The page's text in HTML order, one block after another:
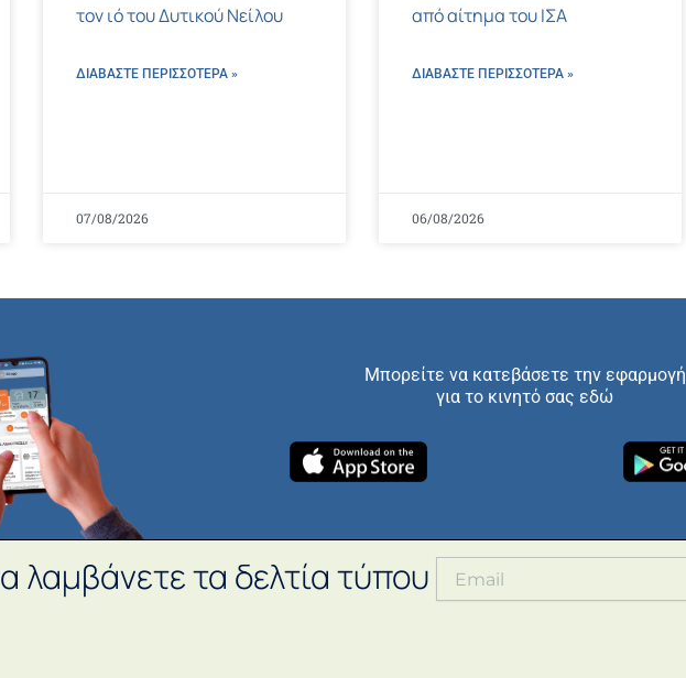
τον ιό του Δυτικού Νείλου
ΔΙΑΒΑΣΤΕ ΠΕΡΙΣΣΌΤΕΡΑ »
07/08/2026
από αίτημα του ΙΣΑ
ΔΙΑΒΑΣΤΕ ΠΕΡΙΣΣΌΤΕΡΑ »
06/08/2026
Μπορείτε να κατεβάσετε την εφαρμογή
για το κινητό σας εδώ
λαμβάνετε τα δελτία τύπου